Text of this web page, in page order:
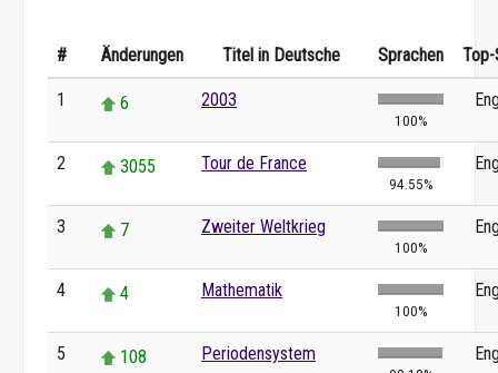
# Änderungen Titel in Deutsche Sprachen
1 6 2003
100%
2 3055 Tour de France
94.55%
3 7 Zweiter Weltkrieg
100%
4 4 Mathematik
100%
5 108 Periodensystem